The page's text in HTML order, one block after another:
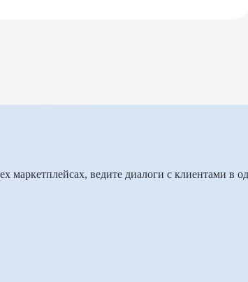
маркетплейсах, ведите диалоги с клиентами в